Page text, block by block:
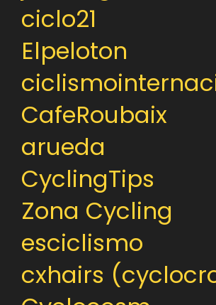
ciclo21
Elpeloton
CafeRoubaix
arueda
CyclingTips
Zona Cycling
esciclismo
cxhairs